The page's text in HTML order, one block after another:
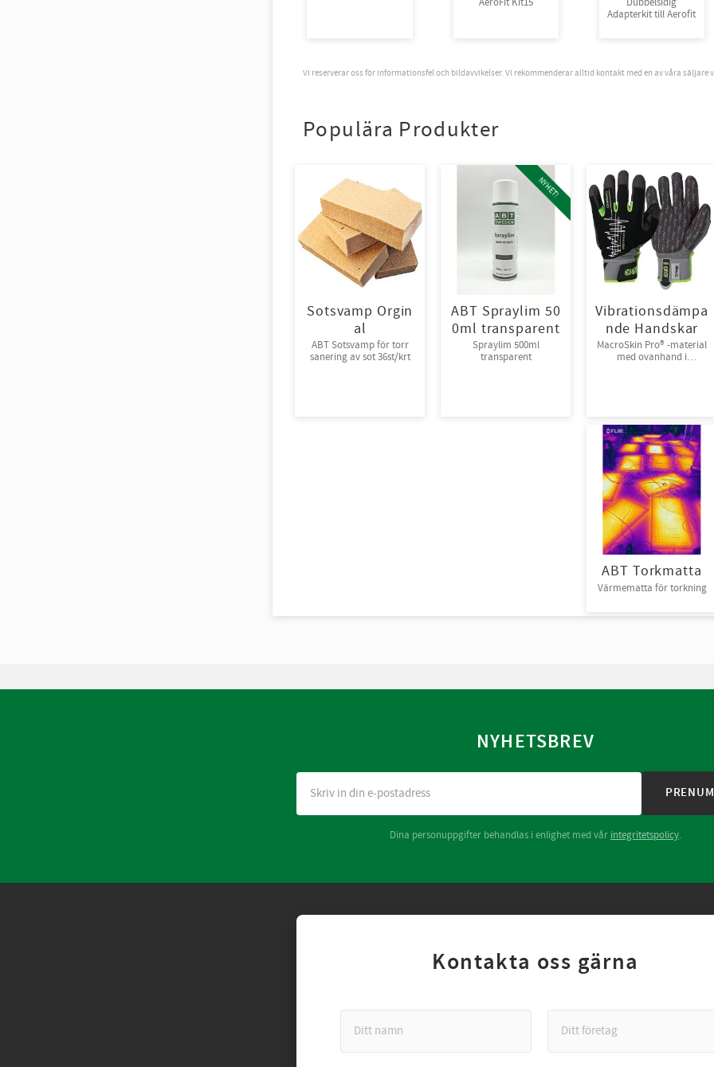
Adapterkit till Aerofit
Vi reserverar oss för informationsfel och bildavvikelser. Vi rekommenderar alltid kontakt med en av våra
Populära Produkter
Sotsvamp Orgin
al
ABT Sotsvamp för torr
sanering av sot 36st/krt
ABT Spraylim 50
0ml transparent
Spraylim 500ml
transparent
NYHET!
Vibrationsdämpa
nde Handskar
MacroSkin Pro® -material
med ovanhand i
ABT Torkmatta
Värmematta för torkning
NYHETSBREV
Dina personuppgifter behandlas i enlighet med vår integritetspolicy.
Kontakta oss gärna